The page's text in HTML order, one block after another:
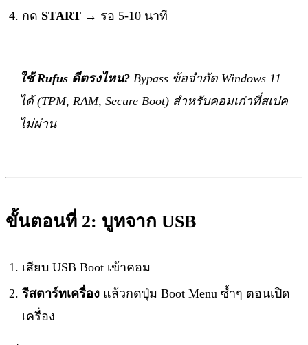
กด START → รอ 5-10 นาที
ใช้ Rufus ดีตรงไหน? Bypass ข้อจำกัด Windows 11
ได้ (TPM, RAM, Secure Boot) สำหรับคอมเก่าที่สเปค
ไม่ผ่าน
ขั้นตอนที่ 2: บูทจาก USB
เสียบ USB Boot เข้าคอม
รีสตาร์ทเครื่อง แล้วกดปุ่ม Boot Menu ซ้ำๆ ตอนเปิด
เครื่อง